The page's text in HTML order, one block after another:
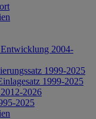
2004-
1999-2025
1999-2025
2026
2025